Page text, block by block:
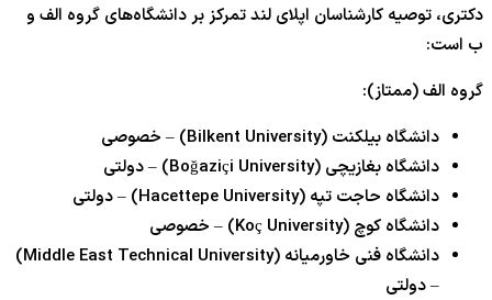
دکتری، توصیه کارشناسان اپلای لند تمرکز بر دانشگاه‌های گروه الف و
ب است:
گروه الف (ممتاز):
دانشگاه بیلکنت (Bilkent University) – خصوصی
دانشگاه بغازیچی (Boğaziçi University) – دولتی
دانشگاه حاجت تپه (Hacettepe University) – دولتی
دانشگاه کوچ (Koç University) – خصوصی
دانشگاه فنی خاورمیانه (Middle East Technical University)
– دولتی